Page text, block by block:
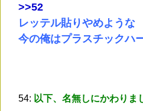
>>52
レッテル貼りやめような
今の俺はプラスチックハ
54: 以下、名無しにかわりま